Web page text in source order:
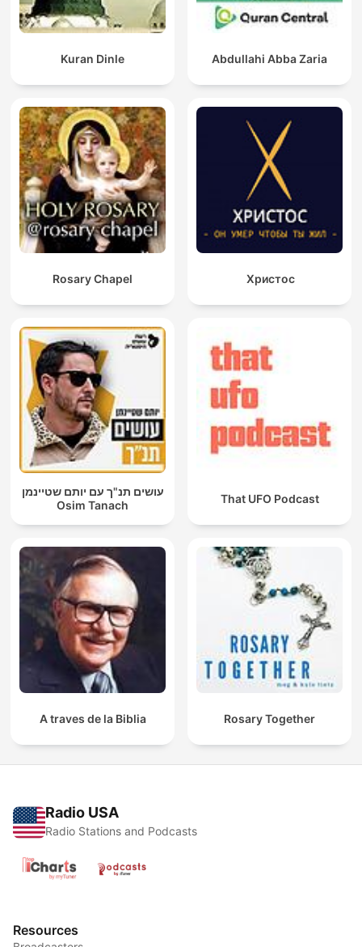
Kuran Dinle Abdullahi Abba Zaria
Rosary Chapel Христос
עושים תנ"ך עם יותם שטיינמן
Osim Tanach
That UFO Podcast
A traves de la Biblia Rosary Together
Radio USA
Radio Stations and Podcasts
Resources